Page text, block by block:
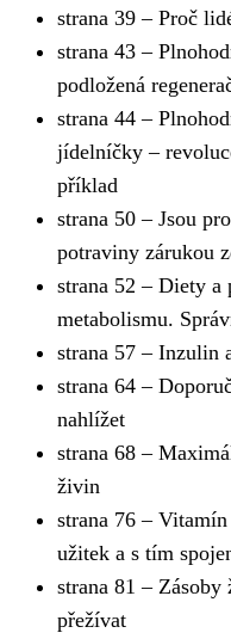
strana 39 – Proč
strana 43 –
podložená
strana 44 –
jídelníčky –
příklad
strana 50 – Jsou
potraviny zárukou
strana 52 – Diety
metabolismu.
strana 57 – Inzulin
strana 64 –
nahlížet
strana 68 –
živin
strana 76 –
užitek a s tím
strana 81 –
přežívat